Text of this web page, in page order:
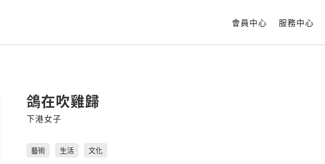
會員中心 服務中心
鴿在吹雞歸
下港女子
藝術 生活 文化